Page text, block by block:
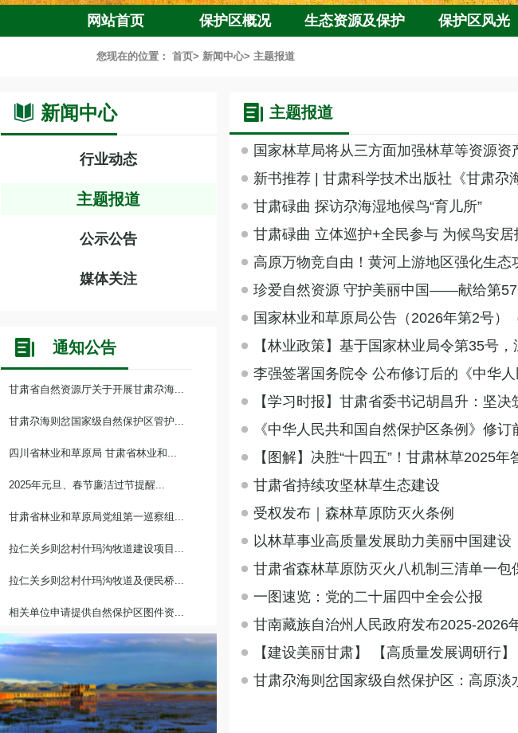
网站首页 保护区概况 生态资源及保护 保护区风光
您现在的位置： 首页> 新闻中心> 主题报道
新闻中心
行业动态
主题报道
公示公告
媒体关注
通知公告
甘肃省自然资源厅关于开展甘肃尕海...
甘肃尕海则岔国家级自然保护区管护...
四川省林业和草原局 甘肃省林业和...
2025年元旦、春节廉洁过节提醒...
甘肃省林业和草原局党组第一巡察组...
拉仁关乡则岔村什玛沟牧道建设项目...
拉仁关乡则岔村什玛沟牧道及便民桥...
相关单位申请提供自然保护区图件资...
主题报道
国家林草局将从三方面加强林草等资源资
新书推荐 | 甘肃科学技术出版社《甘肃尕
甘肃碌曲 探访尕海湿地候鸟“育儿所”
甘肃碌曲 立体巡护+全民参与 为候鸟安居
高原万物竞自由！黄河上游地区强化生
珍爱自然资源 守护美丽中国——献给第57
国家林业和草原局公告（2026年第2号）
【林业政策】基于国家林业局令第35号
李强签署国务院令 公布修订后的《中华人
【学习时报】甘肃省委书记胡昌升：坚
《中华人民共和国自然保护区条例》修
【图解】决胜“十四五”！甘肃林草2025年
甘肃省持续攻坚林草生态建设
受权发布｜森林草原防灭火条例
以林草事业高质量发展助力美丽中国建
甘肃省森林草原防灭火八机制三清单一包
一图速览：党的二十届四中全会公报
甘南藏族自治州人民政府发布2025-2026
【建设美丽甘肃】 【高质量发展调研
甘肃尕海则岔国家级自然保护区：高原淡